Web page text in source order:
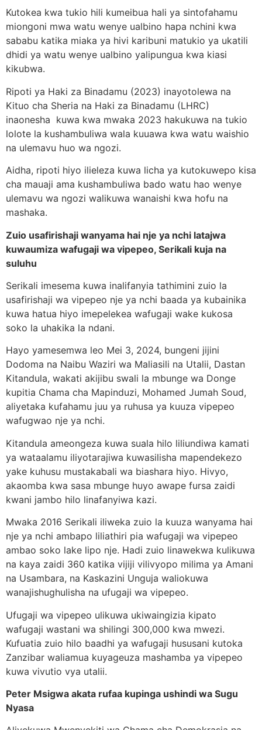
Kutokea kwa tukio hili kumeibua hali ya sintofahamu
miongoni mwa watu wenye ualbino hapa nchini kwa
sababu katika miaka ya hivi karibuni matukio ya ukatili
dhidi ya watu wenye ualbino yalipungua kwa kiasi
kikubwa.
Ripoti ya Haki za Binadamu (2023) inayotolewa na
Kituo cha Sheria na Haki za Binadamu (LHRC)
inaonesha kuwa kwa mwaka 2023 hakukuwa na tukio
lolote la kushambuliwa wala kuuawa kwa watu waishio
na ulemavu huo wa ngozi.
Aidha, ripoti hiyo ilieleza kuwa licha ya kutokuwepo kisa
cha mauaji ama kushambuliwa bado watu hao wenye
ulemavu wa ngozi walikuwa wanaishi kwa hofu na
mashaka.
Zuio usafirishaji wanyama hai nje ya nchi latajwa
kuwaumiza wafugaji wa vipepeo, Serikali kuja na
suluhu
Serikali imesema kuwa inalifanyia tathimini zuio la
usafirishaji wa vipepeo nje ya nchi baada ya kubainika
kuwa hatua hiyo imepelekea wafugaji wake kukosa
soko la uhakika la ndani.
Hayo yamesemwa leo Mei 3, 2024, bungeni jijini
Dodoma na Naibu Waziri wa Maliasili na Utalii, Dastan
Kitandula, wakati akijibu swali la mbunge wa Donge
kupitia Chama cha Mapinduzi, Mohamed Jumah Soud,
aliyetaka kufahamu juu ya ruhusa ya kuuza vipepeo
wafugwao nje ya nchi.
Kitandula ameongeza kuwa suala hilo liliundiwa kamati
ya wataalamu iliyotarajiwa kuwasilisha mapendekezo
yake kuhusu mustakabali wa biashara hiyo. Hivyo,
akaomba kwa sasa mbunge huyo awape fursa zaidi
kwani jambo hilo linafanyiwa kazi.
Mwaka 2016 Serikali iliweka zuio la kuuza wanyama hai
nje ya nchi ambapo liliathiri pia wafugaji wa vipepeo
ambao soko lake lipo nje. Hadi zuio linawekwa kulikuwa
na kaya zaidi 360 katika vijiji vilivyopo milima ya Amani
na Usambara, na Kaskazini Unguja waliokuwa
wanajishughulisha na ufugaji wa vipepeo.
Ufugaji wa vipepeo ulikuwa ukiwaingizia kipato
wafugaji wastani wa shilingi 300,000 kwa mwezi.
Kufuatia zuio hilo baadhi ya wafugaji hususani kutoka
Zanzibar waliamua kuyageuza mashamba ya vipepeo
kuwa vivutio vya utalii.
Peter Msigwa akata rufaa kupinga ushindi wa Sugu
Nyasa